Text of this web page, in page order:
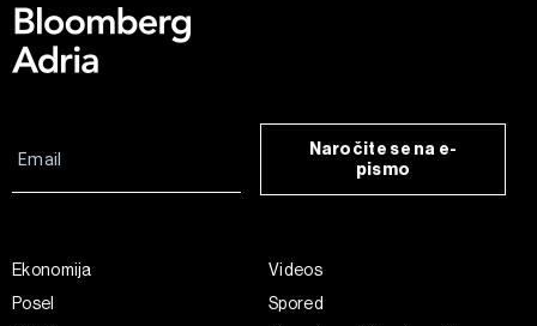
Naročite se na e-
pismo
Ekonomija
Posel
Videos
Spored